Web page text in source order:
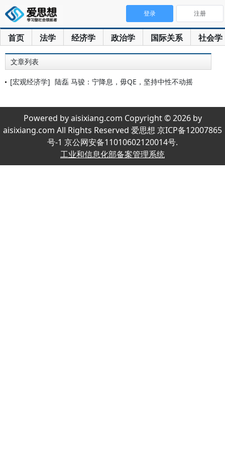
首页 法学 经济学 政治学 国际关系 社会学
登录 注册
文章列表
[宏观经济学] 陆磊 马骏：宁降息，毋QE，坚持中性不动摇
Powered by aisixiang.com Copyright © 2026 by
aisixiang.com All Rights Reserved 爱思想 京ICP备12007865
号-1 京公网安备11010602120014号.
工业和信息化部备案管理系统